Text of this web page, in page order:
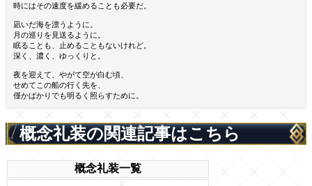
時にはその速度を緩めることも必要だ。
凪いだ海を漂うように。
月の巡りを見送るように。
眠ることも、止めることもないけれど。
深く、濃く、ゆっくりと。
夜を迎えて、やがて空が白む頃、
せめてこの船の行く先を、
僅かばかりでも明るく照らすために。
概念礼装の関連記事はこちら
概念礼装一覧